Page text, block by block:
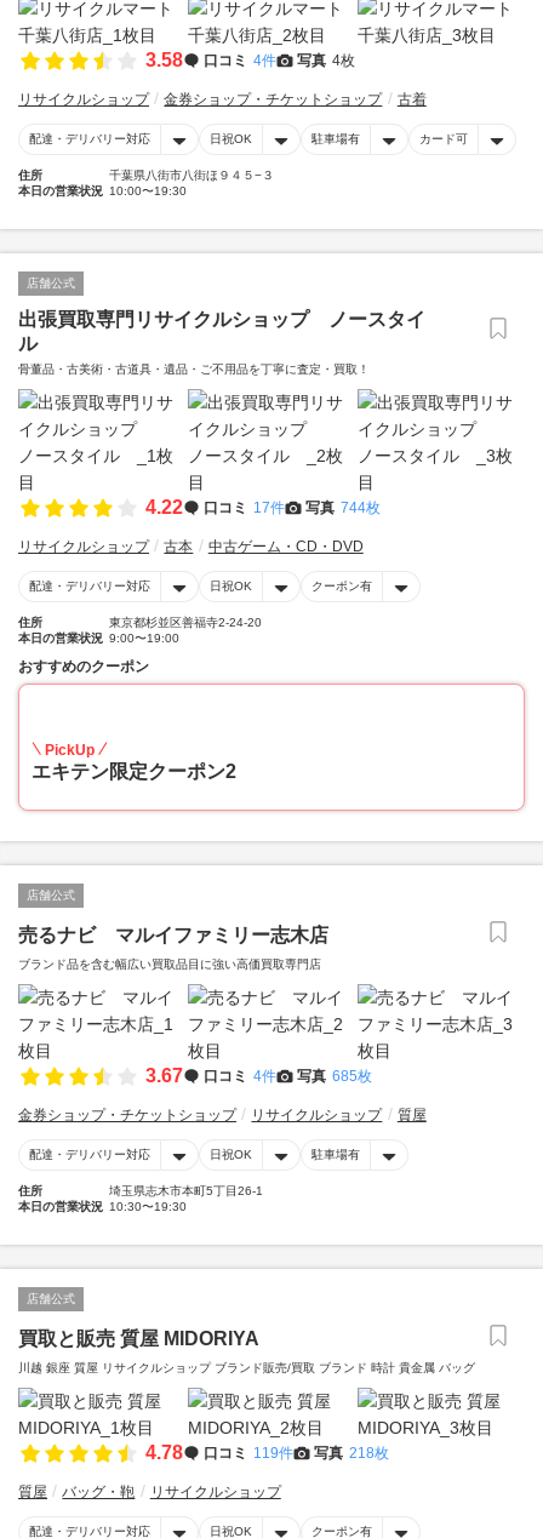
3.58 口コミ 4件 写真 4枚
リサイクルショップ 金券ショップ・チケットショップ 古着
配達・デリバリー対応 日祝OK 駐車場有 カード可
住所
千葉県八街市八街ほ９４５−３
本日の営業状況 10:00〜19:30
店舗公式
出張買取専門リサイクルショップ ノースタイ
ル
骨董品・古美術・古道具・遺品・ご不用品を丁寧に査定・買取！
4.22 口コミ 17件 写真 744枚
リサイクルショップ 古本 中古ゲーム・CD・DVD
配達・デリバリー対応 日祝OK クーポン有
住所
東京都杉並区善福寺2-24-20
本日の営業状況 9:00〜19:00
おすすめのクーポン
PickUp
エキテン限定クーポン2
店舗公式
売るナビ マルイファミリー志木店
ブランド品を含む幅広い買取品目に強い高価買取専門店
3.67 口コミ 4件 写真 685枚
金券ショップ・チケットショップ リサイクルショップ 質屋
配達・デリバリー対応 日祝OK 駐車場有
住所
埼玉県志木市本町5丁目26-1
本日の営業状況 10:30〜19:30
店舗公式
買取と販売 質屋 MIDORIYA
川越 銀座 質屋 リサイクルショップ ブランド販売/買取 ブランド 時計 貴金属 バッグ
4.78 口コミ 119件 写真 218枚
質屋 バッグ・鞄 リサイクルショップ
配達・デリバリー対応 日祝OK クーポン有